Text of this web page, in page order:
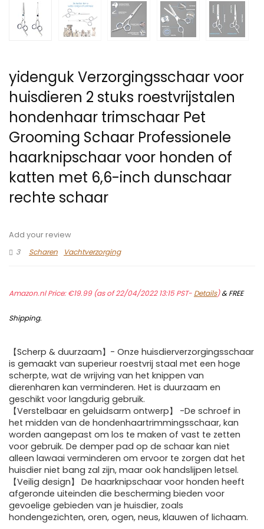
yidenguk Verzorgingsschaar voor
huisdieren 2 stuks roestvrijstalen
hondenhaar trimschaar Pet
Grooming Schaar Professionele
haarknipschaar voor honden of
katten met 6,6-inch dunschaar
rechte schaar
Add your review
3
Scharen Vachtverzorging
Amazon.nl Price:€19.99(as of 22/04/2022 13:15 PST- Details)&FREE
Shipping.
【Scherp & duurzaam】- Onze huisdierverzorgingsschaar
is gemaakt van superieur roestvrij staal met een hoge
scherpte, wat de wrijving van het knippen van
dierenharen kan verminderen. Het is duurzaam en
geschikt voor langdurig gebruik.
【Verstelbaar en geluidsarm ontwerp】 -De schroef in
het midden van de hondenhaartrimmingsschaar, kan
worden aangepast om los te maken of vast te zetten
voor gebruik. De demper pad op de schaar kan niet
alleen lawaai verminderen om ervoor te zorgen dat het
huisdier niet bang zal zijn, maar ook handslijpen letsel.
【Veilig design】 De haarknipschaar voor honden heeft
afgeronde uiteinden die bescherming bieden voor
gevoelige gebieden van je huisdier, zoals
hondengezichten, oren, ogen, neus, klauwen of lichaam.